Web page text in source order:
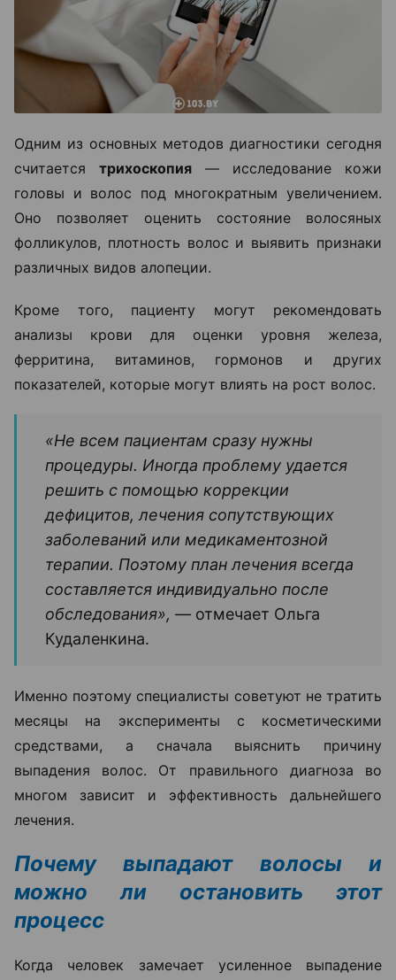
Одним из основных методов диагностики сегодня
считается трихоскопия — исследование кожи
головы и волос под многократным увеличением.
Оно позволяет оценить состояние волосяных
фолликулов, плотность волос и выявить признаки
различных видов алопеции.
Кроме того, пациенту могут рекомендовать
анализы крови для оценки уровня железа,
ферритина, витаминов, гормонов и других
показателей, которые могут влиять на рост волос.
«Не всем пациентам сразу нужны
процедуры. Иногда проблему удается
решить с помощью коррекции
дефицитов, лечения сопутствующих
заболеваний или медикаментозной
терапии. Поэтому план лечения всегда
составляется индивидуально после
обследования», — отмечает Ольга
Кудаленкина.
Именно поэтому специалисты советуют не тратить
месяцы на эксперименты с косметическими
средствами, а сначала выяснить причину
выпадения волос. От правильного диагноза во
многом зависит и эффективность дальнейшего
лечения.
Почему выпадают волосы и
можно ли остановить этот
процесс
Когда человек замечает усиленное выпадение